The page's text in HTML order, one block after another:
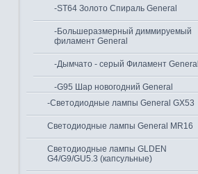
-ST64 Золото Спираль General
-Большеразмерный диммируемый
филамент General
-Дымчато - серый Филамент General
-G95 Шар новогодний General
-Светодиодные лампы General GX53
Светодиодные лампы General MR16
Светодиодные лампы GLDEN
G4/G9/GU5.3 (капсульные)